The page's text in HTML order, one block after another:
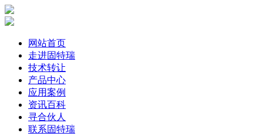
网站首页
走进固特瑞
技术转让
产品中心
应用案例
资讯百科
寻合伙人
联系固特瑞